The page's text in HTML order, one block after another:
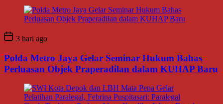
3 hari ago
Polda Metro Jaya Gelar Seminar Hukum Bahas
Perluasan Objek Praperadilan dalam KUHAP Baru